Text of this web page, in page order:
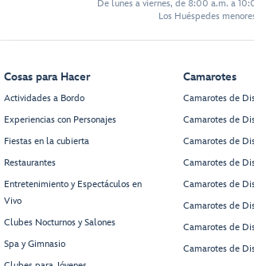
De lunes a viernes, de 8:00 a.m. a
Los Huéspedes
Cosas para Hacer
Actividades a Bordo
Experiencias con Personajes
Fiestas en la cubierta
Restaurantes
Entretenimiento y Espectáculos en
Vivo
Clubes Nocturnos y Salones
Spa y Gimnasio
Camarotes
Camarotes de
Camarotes de
Camarotes de
Camarotes de
Camarotes de
Camarotes de
Camarotes de
Camarotes de